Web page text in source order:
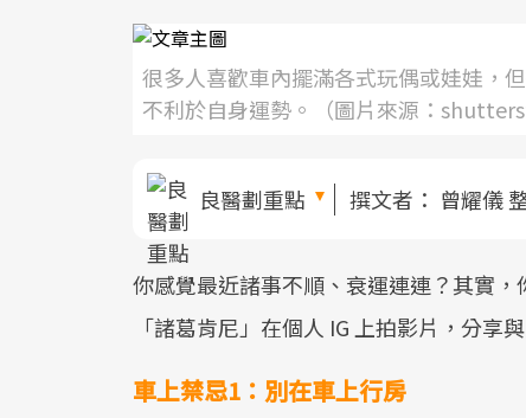
很多人喜歡車內擺滿各式玩偶或娃娃，
不利於自身運勢。（圖片來源：
良醫劃重點 撰文者： 曾耀儀
你感覺最近諸事不順、衰運連連？其實
「諸葛肯尼」在個人 IG 上拍影片，分享
車上禁忌1：別在車上行房